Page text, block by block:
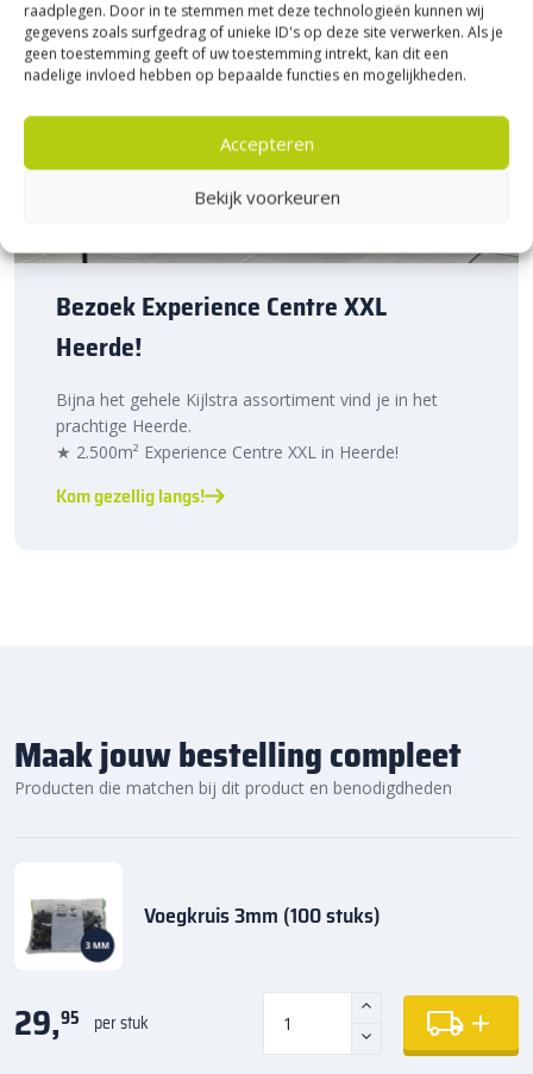
raadplegen. Door in te stemmen met deze technologieën kunnen wij
gegevens zoals surfgedrag of unieke ID's op deze site verwerken. Als je
geen toestemming geeft of uw toestemming intrekt, kan dit een
nadelige invloed hebben op bepaalde functies en mogelijkheden.
Accepteren
Bekijk voorkeuren
Bezoek Experience Centre XXL
Heerde!
Bijna het gehele Kijlstra assortiment vind je in het
prachtige Heerde.
★ 2.500m² Experience Centre XXL in Heerde!
Kom gezellig langs!
Maak jouw bestelling compleet
Producten die matchen bij dit product en benodigdheden
Voegkruis 3mm (100 stuks)
29,95 per stuk